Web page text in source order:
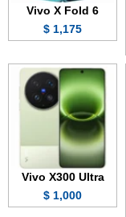
Vivo X Fold 6
1,175 $
Vivo X300 Ultra
1,000 $